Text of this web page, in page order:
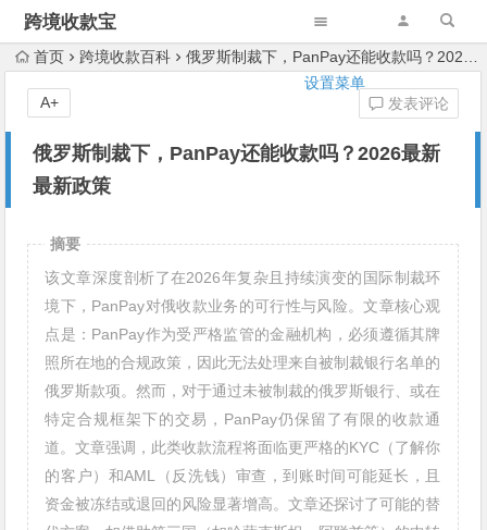
跨境收款宝
设置菜单
首页 跨境收款百科 俄罗斯制裁下，PanPay还能收款吗？2026最新最新政策
俄罗斯制裁下，PanPay还能收款吗？2026最新
最新政策
发表评论
A+
摘要
该文章深度剖析了在2026年复杂且持续演变的国际制裁环
境下，PanPay对俄收款业务的可行性与风险。文章核心观
点是：PanPay作为受严格监管的金融机构，必须遵循其牌
照所在地的合规政策，因此无法处理来自被制裁银行名单的
俄罗斯款项。然而，对于通过未被制裁的俄罗斯银行、或在
特定合规框架下的交易，PanPay仍保留了有限的收款通
道。文章强调，此类收款流程将面临更严格的KYC（了解你
的客户）和AML（反洗钱）审查，到账时间可能延长，且
资金被冻结或退回的风险显著增高。文章还探讨了可能的替